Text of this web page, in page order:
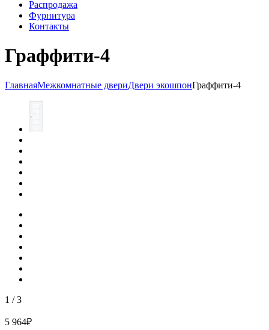
Распродажа
Фурнитура
Контакты
Граффити-4
ГлавнаяМежкомнатные двериДвери экошпонГраффити-4
1 /3
5 964₽